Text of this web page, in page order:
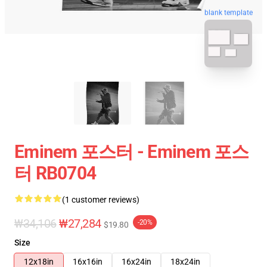
blank template
Eminem 포스터 - Eminem 포스
터 RB0704
(1 customer reviews)
₩34,106₩27,284 $19.80 -20%
Size
12x18in
16x16in 16x24in 18x24in